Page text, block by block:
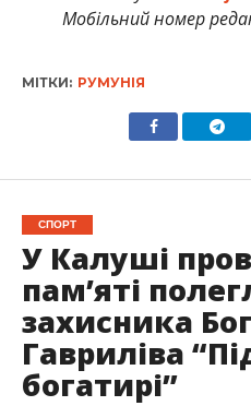
Мобільний номер
МІТКИ: РУМУНІЯ
СПОРТ
У Калуші
пам’яті
захисника
Гавриліва
богатирі”